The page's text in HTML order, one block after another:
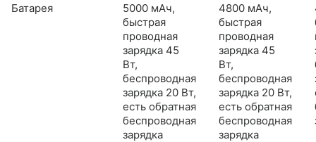
Батарея
5000 мАч,
быстрая
проводная
зарядка 45
Вт,
беспроводная
зарядка 20 Вт,
есть обратная
беспроводная
зарядка
4800 мАч,
быстрая
проводная
зарядка 45
Вт,
беспроводная
зарядка 20 Вт,
есть обратная
беспроводная
зарядка